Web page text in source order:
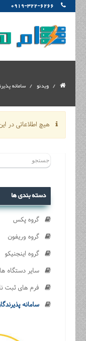
0919-322-6266
ویدئو سامانه
هیچ اطلاعاتی
دسته بندی ها
گروه پکس
گروه وریفون
گروه اینجنیکو
سایر دستگاه ها
فرم های ثبت
سامانه